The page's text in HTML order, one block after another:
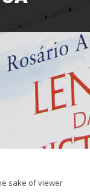
sake of viewer